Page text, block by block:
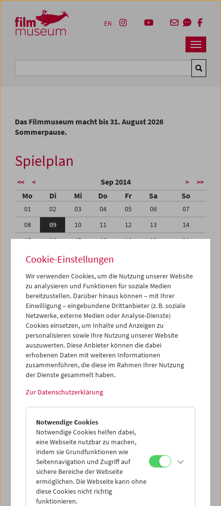
Zum Inhalt
Zum Hauptmenü
Zur Servicenavigation
Zum Suche
Navbar
EN
Das Filmmuseum macht bis 31. August 2026
Sommerpause.
Spielplan
<< < Sep 2014 > >>
Mo Di Mi Do Fr Sa So
01 02 03 04 05 06
07
08
09 10 11 12 13
14
15
16 17 18 19 20
21
22
23 24 25
29
01 03
05
06
07 08 09 10 11
iCalender
Programmheft-PDF
English language or subtitles
< Vorherige Woche
Mo 8.9.
Di 9.9.
Mi 10.9.
Do 11.9.
Cookie-Einstellungen
Wir verwenden Cookies, um die Nutzung unserer Website
zu analysieren und Funktionen für soziale Medien
bereitzustellen. Darüber hinaus können – mit Ihrer
Einwilligung – eingebundene Drittanbieter (z. B. soziale
Netzwerke, externe Medien oder Analyse-Dienste)
Cookies einsetzen, um Inhalte und Anzeigen zu
personalisieren sowie Ihre Nutzung unserer Website
auszuwerten. Diese Anbieter können die dabei
erhobenen Daten mit weiteren Informationen
zusammenführen, die diese im Rahmen Ihrer Nutzung
der Dienste gesammelt haben.
Zur Datenschutzerklärung
Notwendige Cookies
Notwendige Cookies helfen dabei,
eine Webseite nutzbar zu machen,
indem sie Grundfunktionen wie
Seitennavigation und Zugriff auf
sichere Bereiche der Webseite
ermöglichen. Die Webseite kann ohne
diese Cookies nicht richtig
funktionieren.